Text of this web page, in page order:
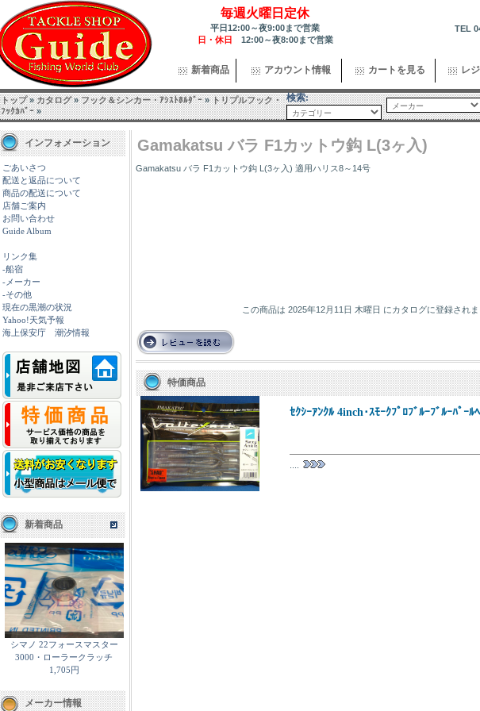
毎週火曜日定休
平日12:00～夜9:00まで営業
日・休日 12:00～夜8:00まで営業
TEL
新着商品 アカウント情報 カートを見る レ
トップ»カタログ»フック＆シンカー・ｱｼｽﾄﾎﾙﾀﾞｰ»トリプルフック・
ﾌｯｸｶﾊﾞｰ»
検索:
インフォメーション
ごあいさつ
配送と返品について
商品の配送について
店舗ご案内
お問い合わせ
Guide Album
リンク集
-船宿
-メーカー
-その他
現在の黒潮の状況
Yahoo!天気予報
海上保安庁 潮汐情報
新着商品
シマノ 22フォースマスター
3000・ローラークラッチ
1,705円
メーカー情報
Gamakatsu バラ F1カットウ鈎 L(3ヶ入)
Gamakatsu バラ F1カットウ鈎 L(3ヶ入) 適用ハリス8～14号
この商品は 2025年12月11日 木曜日 にカタログに登録されま
特価商品
ｾｸｼｰｱﾝｸﾙ 4inch･ｽﾓｰｸﾌﾟﾛﾌﾞﾙｰﾌﾞﾙｰﾊﾟｰﾙ